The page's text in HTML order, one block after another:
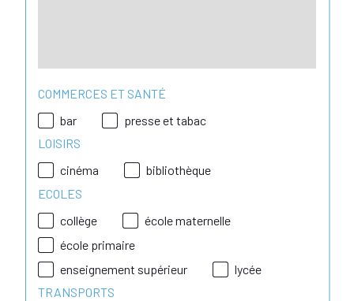
COMMERCES ET SANTÉ
bar
presse et tabac
LOISIRS
cinéma
bibliothèque
ECOLES
collège
école maternelle
école primaire
enseignement supérieur
lycée
TRANSPORTS